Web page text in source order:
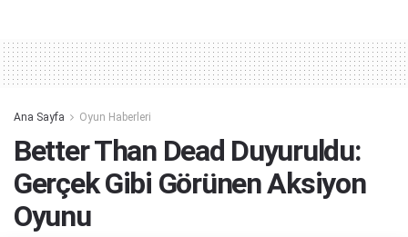
Ana Sayfa Oyun Haberleri
Better Than Dead Duyuruldu:
Gerçek Gibi Görünen Aksiyon
Oyunu